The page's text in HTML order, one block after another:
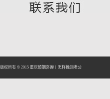
版权所有 © 2015 重庆婚姻咨询 怎样挽回老公